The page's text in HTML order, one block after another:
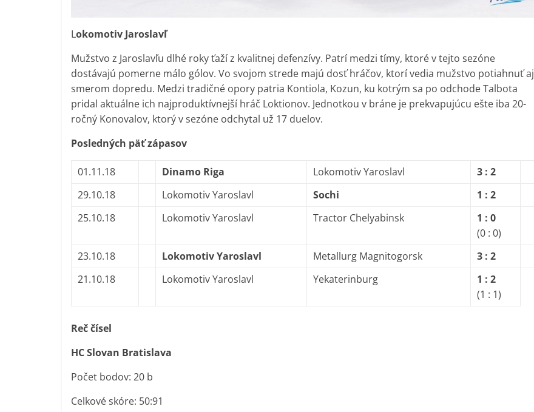
Lokomotiv Jaroslavľ
Mužstvo z Jaroslavľu dlhé roky ťaží z kvalitnej defenzívy. Patrí medzi tímy, ktoré v tejto sezóne
dostávajú pomerne málo gólov. Vo svojom strede majú dosť hráčov, ktorí vedia mužstvo potiahnuť aj
smerom dopredu. Medzi tradičné opory patria Kontiola, Kozun, ku kotrým sa po odchode Talbota
pridal aktuálne ich najproduktívnejší hráč Loktionov. Jednotkou v bráne je prekvapujúcu ešte iba 20-
ročný Konovalov, ktorý v sezóne odchytal už 17 duelov.
Posledných päť zápasov
01.11.18 Dinamo Riga Lokomotiv Yaroslavl
3 : 2
29.10.18
Lokomotiv Yaroslavl Sochi
1 : 2
25.10.18
Lokomotiv Yaroslavl Tractor Chelyabinsk
1 : 0
(0 : 0)
23.10.18
Lokomotiv Yaroslavl Metallurg Magnitogorsk
3 : 2
21.10.18
Lokomotiv Yaroslavl Yekaterinburg
1 : 2
(1 : 1)
Reč čísel
HC Slovan Bratislava
Počet bodov: 20 b
Celkové skóre: 50:91